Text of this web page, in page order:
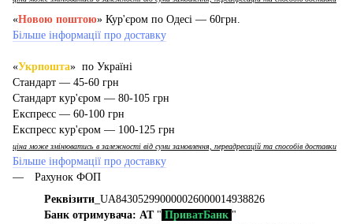
«Новою поштою» Кур'єром по Одесі — 60грн.
Більше інформації про доставку
«Укрпошта» по Україні
Стандарт — 45-60 грн
Стандарт кур'єром — 80-105 грн
Експресс — 60-100 грн
Експресс кур'єром — 100-125 грн
ціна може змінюватись в залежності від суми замовлення, переадресацій та способів доставки
Більше інформації про доставку
Рахунок ФОП
Реквізити _UA843052990000026000014938826
Банк отримувача: АТ" ПриватБанк "